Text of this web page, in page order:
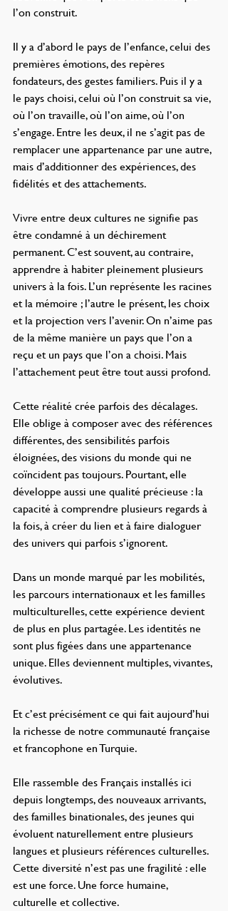
l’on construit.
Il y a d’abord le pays de l’enfance, celui des
premières émotions, des repères
fondateurs, des gestes familiers. Puis il y a
le pays choisi, celui où l’on construit sa vie,
où l’on travaille, où l’on aime, où l’on
s’engage. Entre les deux, il ne s’agit pas de
remplacer une appartenance par une autre,
mais d’additionner des expériences, des
fidélités et des attachements.
Vivre entre deux cultures ne signifie pas
être condamné à un déchirement
permanent. C’est souvent, au contraire,
apprendre à habiter pleinement plusieurs
univers à la fois. L’un représente les racines
et la mémoire ; l’autre le présent, les choix
et la projection vers l’avenir. On n’aime pas
de la même manière un pays que l’on a
reçu et un pays que l’on a choisi. Mais
l’attachement peut être tout aussi profond.
Cette réalité crée parfois des décalages.
Elle oblige à composer avec des références
différentes, des sensibilités parfois
éloignées, des visions du monde qui ne
coïncident pas toujours. Pourtant, elle
développe aussi une qualité précieuse : la
capacité à comprendre plusieurs regards à
la fois, à créer du lien et à faire dialoguer
des univers qui parfois s’ignorent.
Dans un monde marqué par les mobilités,
les parcours internationaux et les familles
multiculturelles, cette expérience devient
de plus en plus partagée. Les identités ne
sont plus figées dans une appartenance
unique. Elles deviennent multiples, vivantes,
évolutives.
Et c’est précisément ce qui fait aujourd’hui
la richesse de notre communauté française
et francophone en Turquie.
Elle rassemble des Français installés ici
depuis longtemps, des nouveaux arrivants,
des familles binationales, des jeunes qui
évoluent naturellement entre plusieurs
langues et plusieurs références culturelles.
Cette diversité n’est pas une fragilité : elle
est une force. Une force humaine,
culturelle et collective.